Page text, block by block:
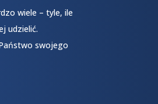
wiele – tyle, ile
udzielić.
swojego